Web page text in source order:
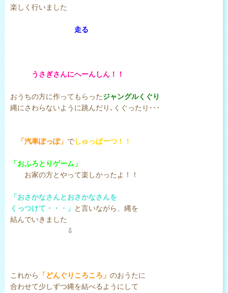
楽しく行いました
走る
うさぎさんにへーんしん！！
おうちの方に作ってもらったジャングルくぐり
縄にさわらないように跳んだり､くぐったり･･･
「汽車ぽっぽ」 でしゅっぱーつ！！
「おふろとりゲーム」
お家の方とやって楽しかったよ！！
「おさかなさんとおさかなさんを
くっつけて・・・」 と言いながら、縄を
結んでいきました
⇩
これから 「どんぐりころころ」のおうたに
合わせて少しずつ縄を結べるようにして